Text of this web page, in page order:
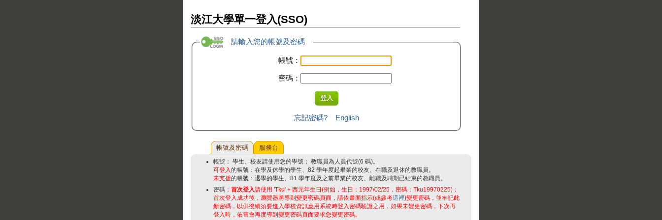
淡江大學單一登入(SSO)
請輸入您的帳號及密碼
帳號：
密碼：
忘記密碼? English
帳號及密碼 服務台
帳號： 學生、校友請使用您的學號； 教職員為人員代號(6 碼)。
可登入 的帳號：在學及休學的學生、82 學年度起畢業的校友、在職及退休的教職員。
未支援的帳號：退學的學生、81 學年度及之前畢業的校友、離職及聘期已結束的教職員。
密碼： 首次登入 請使用 'Tku' + 西元年生日(例如，生日：1997/02/25，密碼：Tku19970225)；
首次登入成功後，瀏覽器將導到變更密碼頁面，請依畫面指示(或參考這裡)變更密碼，並牢記此
新密碼，以供後續須要進入學校資訊應用系統時登入密碼驗證之用，如果未變更密碼，下次再
登入時，依舊會再度導到變更密碼頁面要求您變更密碼。